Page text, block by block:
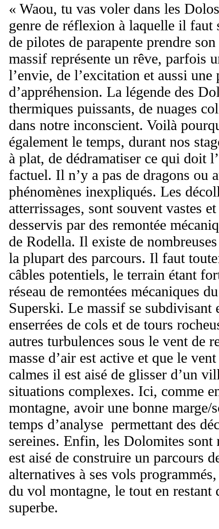
« Waou, tu vas voler dans les
genre de réflexion à laquelle il faut
de pilotes de parapente prendre
massif représente un rêve, parfois
l’envie, de l’excitation et aussi une
d’appréhension. La légende des
thermiques puissants, de nuages
dans notre inconscient. Voilà
également le temps, durant nos
à plat, de dédramatiser ce qui doit
factuel. Il n’y a pas de dragons ou
phénomènes inexpliqués. Les
atterrissages, sont souvent vastes
desservis par des remontée
de Rodella. Il existe de
la plupart des parcours. Il faut
câbles potentiels, le terrain étant
réseau de remontées mécaniques
Superski. Le massif se subdivisant
enserrées de cols et de tours
autres turbulences sous le vent de
masse d’air est active et que le
calmes il est aisé de glisser d’un
situations complexes. Ici, comme
montagne, avoir une bonne marge/
temps d’analyse permettant des
sereines. Enfin, les Dolomites
est aisé de construire un parcours
alternatives à ses vols
du vol montagne, le tout en restant
superbe.